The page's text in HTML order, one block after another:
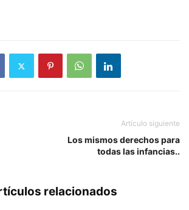
Artículo siguiente
Los mismos derechos para
todas las infancias..
relacionados